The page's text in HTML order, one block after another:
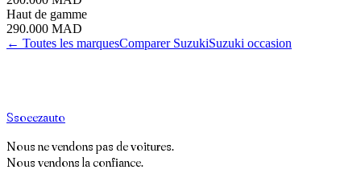
Haut de gamme
290.000 MAD
← Toutes les marquesComparer SuzukiSuzuki occasion
Ssoeezauto
Nous ne vendons pas de voitures.
Nous vendons la confiance.